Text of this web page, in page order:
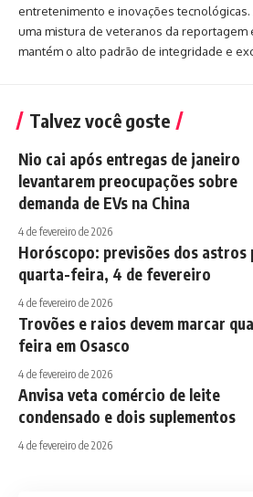
entretenimento e inovações tecnológicas.
uma mistura de veteranos da reportagem
mantém o alto padrão de integridade e
Talvez você goste
Nio cai após entregas de janeiro
levantarem preocupações sobre
demanda de EVs na China
4 de fevereiro de 2026
Horóscopo: previsões dos astros
quarta-feira, 4 de fevereiro
4 de fevereiro de 2026
Trovões e raios devem marcar
feira em Osasco
4 de fevereiro de 2026
Anvisa veta comércio de leite
condensado e dois suplementos
4 de fevereiro de 2026